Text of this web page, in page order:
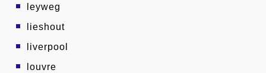
leyweg
lieshout
liverpool
louvre